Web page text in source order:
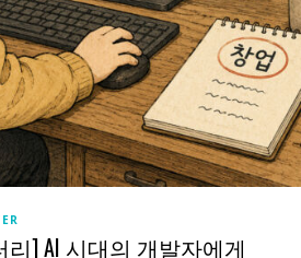
] AI 시대의 개발자에게